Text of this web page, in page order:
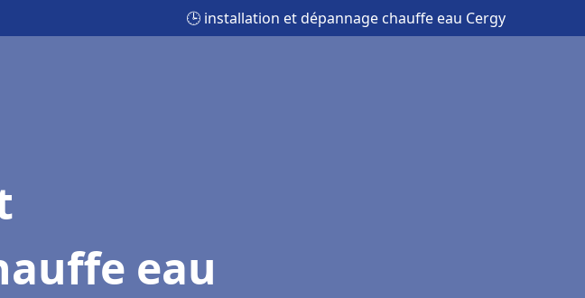
🕒 installation et dépannage chauffe eau Cergy
eau